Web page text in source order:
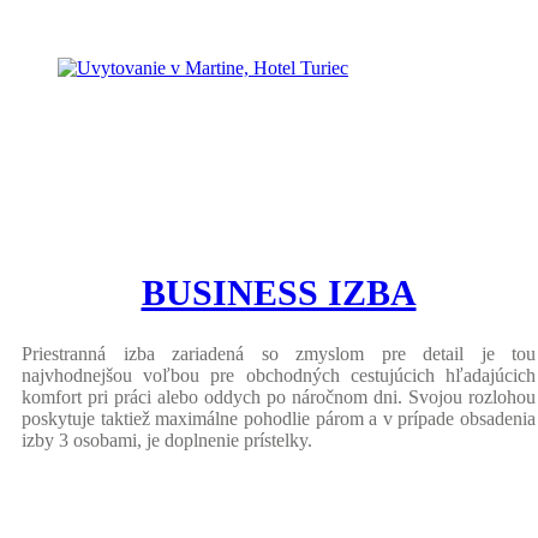
BUSINESS IZBA
Priestranná izba zariadená so zmyslom pre detail je tou
najvhodnejšou voľbou pre obchodných cestujúcich hľadajúcich
komfort pri práci alebo oddych po náročnom dni. Svojou rozlohou
poskytuje taktiež maximálne pohodlie párom a v prípade obsadenia
izby 3 osobami, je doplnenie prístelky.